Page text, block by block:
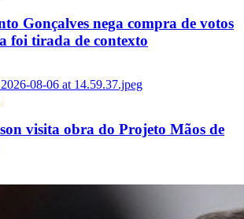
Gonçalves nega compra de votos
foi tirada de contexto
visita obra do Projeto Mãos de